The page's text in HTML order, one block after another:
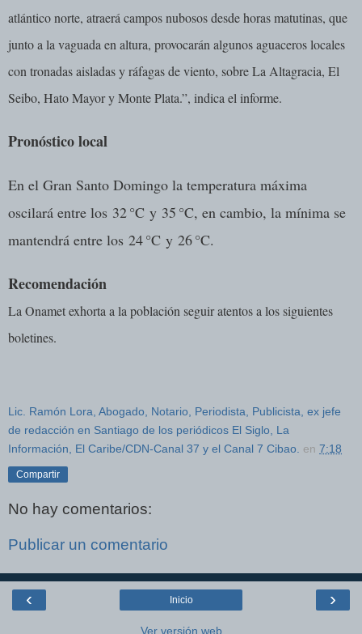
atlántico norte, atraerá campos nubosos desde horas matutinas, que
junto a la vaguada en altura, provocarán algunos aguaceros locales
con tronadas aisladas y ráfagas de viento, sobre La Altagracia, El
Seibo, Hato Mayor y Monte Plata.”, indica el informe.
Pronóstico local
En el Gran Santo Domingo la temperatura máxima
oscilará entre los 32 °C y 35 °C, en cambio, la mínima se
mantendrá entre los 24 °C y 26 °C.
Recomendación
La Onamet exhorta a la población seguir atentos a los siguientes
boletines.
Lic. Ramón Lora, Abogado, Notario, Periodista, Publicista, ex jefe
de redacción en Santiago de los periódicos El Siglo, La
Información, El Caribe/CDN-Canal 37 y el Canal 7 Cibao. en 7:18
Compartir
No hay comentarios:
Publicar un comentario
‹ ›
Inicio
Ver versión web